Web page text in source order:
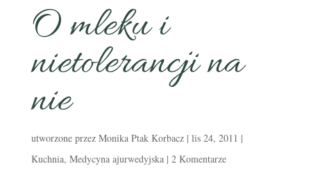
O mleku i
nietolerancji na
nie
utworzone przez Monika Ptak Korbacz| lis 24, 2011 |
Kuchnia, Medycyna ajurwedyjska| 2 Komentarze